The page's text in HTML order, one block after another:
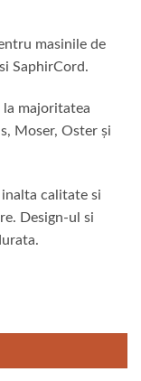
masinile de
SaphirCord.
la majoritatea
Moser, Oster și
calitate si
Design-ul si